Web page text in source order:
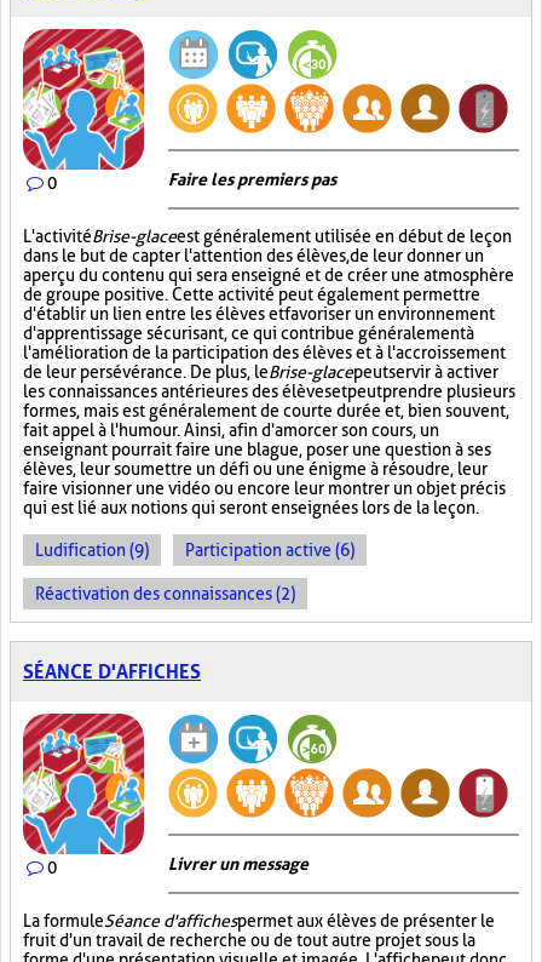
0 Faire les premiers pas
L'activitéBrise-glaceest généralement utilisée en début de leçon
dans le but de capter l'attention des élèves, de leur donner un
aperçu du contenu qui sera enseigné et de créer une atmosphère
de groupe positive. Cette activité peut également permettre
d'établir un lien entre les élèves et favoriser un environnement
d'apprentissage sécurisant, ce qui contribue généralement à
l'amélioration de la participation des élèves et à l'accroissement
de leur persévérance. De plus, leBrise-glacepeut servir à activer
les connaissances antérieures des élèves et peut prendre plusieurs
formes, mais est généralement de courte durée et, bien souvent,
fait appel à l'humour. Ainsi, afin d'amorcer son cours, un
enseignant pourrait faire une blague, poser une question à ses
élèves, leur soumettre un défi ou une énigme à résoudre, leur
faire visionner une vidéo ou encore leur montrer un objet précis
qui est lié aux notions qui seront enseignées lors de la leçon.
Ludification (9) Participation active (6)
Réactivation des connaissances (2)
SÉANCE D'AFFICHES
0 Livrer un message
La formuleSéance d'affichespermet aux élèves de présenter le
fruit d'un travail de recherche ou de tout autre projet sous la